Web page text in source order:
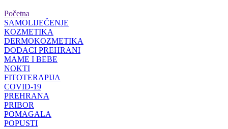
Početna
SAMOLIJEČENJE
KOZMETIKA
DERMOKOZMETIKA
DODACI PREHRANI
MAME I BEBE
NOKTI
FITOTERAPIJA
COVID-19
PREHRANA
PRIBOR
POMAGALA
POPUSTI